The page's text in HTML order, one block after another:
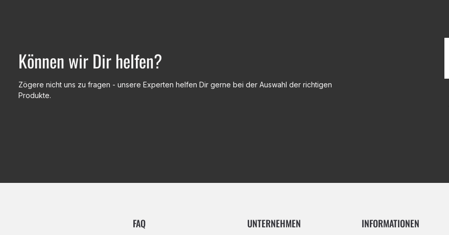
Können wir Dir helfen?
Zögere nicht uns zu fragen - unsere Experten helfen Dir gerne bei der Auswahl der richtigen
Produkte.
FAQ UNTERNEHMEN INFORMATIONEN